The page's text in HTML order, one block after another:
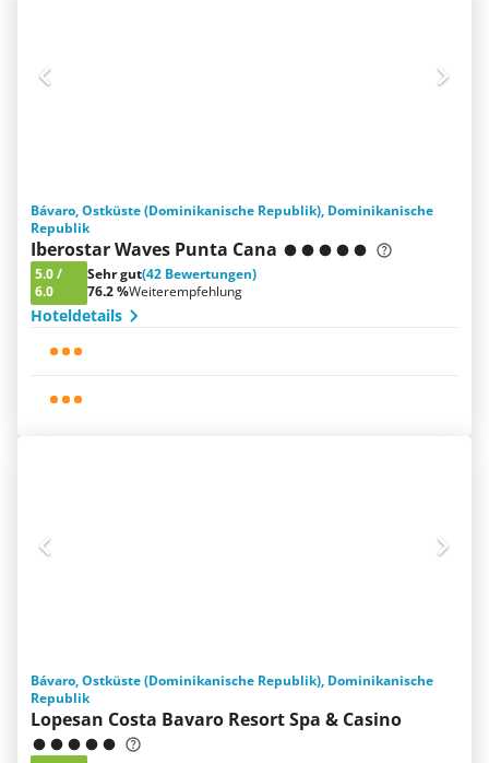
Bávaro, Ostküste (Dominikanische Republik), Dominikanische
Republik
Iberostar Waves Punta Cana
5.0/
6.0
Sehr gut(42 Bewertungen)
76.2 %Weiterempfehlung
Hoteldetails
Bávaro, Ostküste (Dominikanische Republik), Dominikanische
Republik
Lopesan Costa Bavaro Resort Spa & Casino